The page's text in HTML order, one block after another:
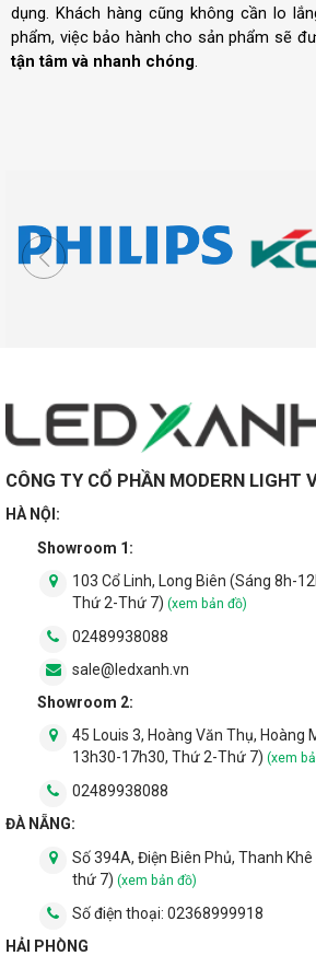
dụng. Khách hàng cũng không cần lo
phẩm, việc bảo hành cho sản phẩm sẽ
tận tâm và nhanh chóng.
CÔNG TY CỔ PHẦN MODERN LIGHT
HÀ NỘI:
Showroom 1:
103 Cổ Linh, Long Biên (Sáng 8h-
Thứ 2-Thứ 7) (xem bản đồ)
02489938088
sale@ledxanh.vn
Showroom 2:
45 Louis 3, Hoàng Văn Thụ, Hoàng
13h30-17h30, Thứ 2-Thứ 7) (xem
02489938088
ĐÀ NẴNG:
Số 394A, Điện Biên Phủ, Thanh
thứ 7) (xem bản đồ)
Số điện thoại: 02368999918
HẢI PHÒNG